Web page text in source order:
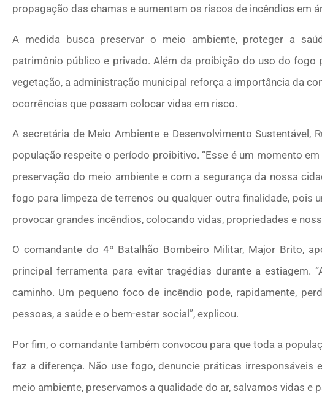
propagação das chamas e aumentam os riscos de incêndios em
A medida busca preservar o meio ambiente, proteger a
patrimônio público e privado. Além da proibição do uso do fogo
vegetação, a administração municipal reforça a importância da
ocorrências que possam colocar vidas em risco.
A secretária de Meio Ambiente e Desenvolvimento Sustentável,
população respeite o período proibitivo. “Esse é um momento
preservação do meio ambiente e com a segurança da nossa
fogo para limpeza de terrenos ou qualquer outra finalidade, pois
provocar grandes incêndios, colocando vidas, propriedades e
O comandante do 4º Batalhão Bombeiro Militar, Major Brito,
principal ferramenta para evitar tragédias durante a estiagem.
caminho. Um pequeno foco de incêndio pode, rapidamente,
pessoas, a saúde e o bem-estar social”, explicou.
Por fim, o comandante também convocou para que toda a
faz a diferença. Não use fogo, denuncie práticas irresponsáveis
meio ambiente, preservamos a qualidade do ar, salvamos vidas e